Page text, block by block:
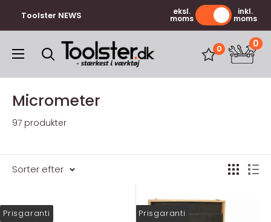
Toolster NEWS eksl.
moms
inkl.
moms
Toolster.dk 0 0
Micrometer
97 produkter
Sorter efter
Prisgaranti Prisgaranti